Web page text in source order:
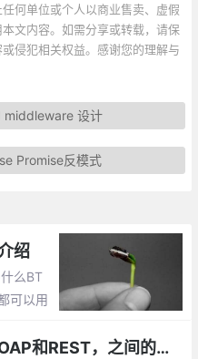
何单位或个人以商业售卖、虚假
文内容。如需分享或转载，请保
侵犯相关权益。感谢您的理解与
middleware 设计
Promise反模式
绍
么BT
可以用
WebService的两种方式SOAP和REST，之间的区别与优缺点